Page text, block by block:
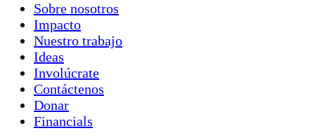
Sobre nosotros
Impacto
Nuestro trabajo
Ideas
Involúcrate
Contáctenos
Donar
Financials